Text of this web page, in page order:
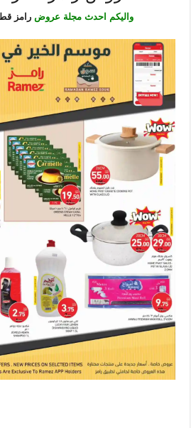
واليكم احدث مجلة عروض رامز